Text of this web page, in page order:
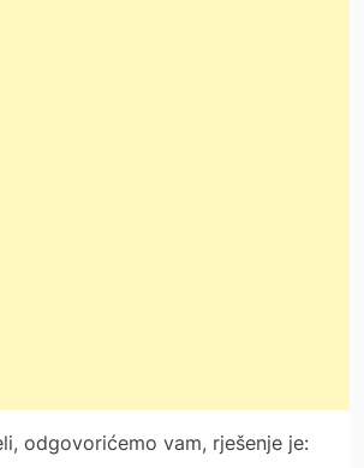
odgovorićemo vam, rješenje je: